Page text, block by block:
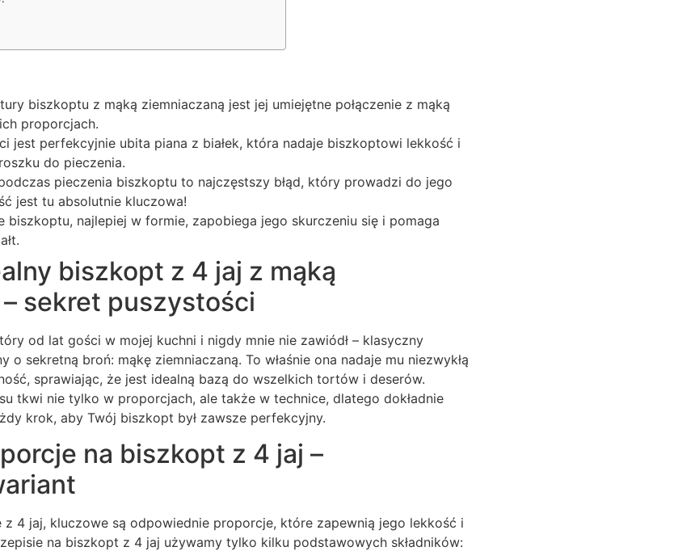
biszkoptu z mąką ziemniaczaną jest jej umiejętne połączenie z mąką
proporcjach.
jest perfekcyjnie ubita piana z białek, która nadaje biszkoptowi lekkość i
do pieczenia.
pieczenia biszkoptu to najczęstszy błąd, który prowadzi do jego
jest tu absolutnie kluczowa!
biszkoptu, najlepiej w formie, zapobiega jego skurczeniu się i pomaga
biszkopt z 4 jaj z mąką
sekret puszystości
od lat gości w mojej kuchni i nigdy mnie nie zawiódł – klasyczny
sekretną broń: mąkę ziemniaczaną. To właśnie ona nadaje mu niezwykłą
sprawiając, że jest idealną bazą do wszelkich tortów i deserów.
tkwi nie tylko w proporcjach, ale także w technice, dlatego dokładnie
krok, aby Twój biszkopt był zawsze perfekcyjny.
na biszkopt z 4 jaj –
4 jaj, kluczowe są odpowiednie proporcje, które zapewnią jego lekkość i
na biszkopt z 4 jaj używamy tylko kilku podstawowych składników: